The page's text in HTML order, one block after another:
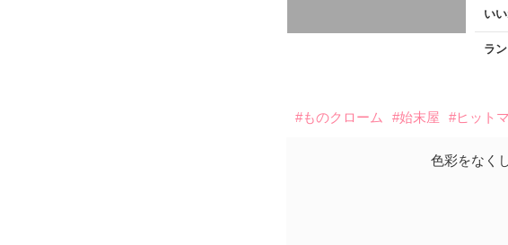
い
ラ
#ものクローム #始末屋 #ヒット
色彩をなく